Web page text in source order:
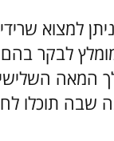
למצוא
לבקר בהם
המאה
שבה תוכלו